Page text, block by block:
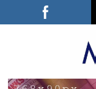
Facebook
LinkedIn